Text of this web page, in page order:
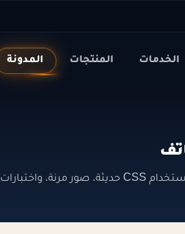
الخدمات المنتجات المدونة
تعلم responsive design لتكييف موقع HTML مع الهاتف واللوحي وسطح المكتب باستخدام CSS حديثة، صور مرنة، واختبارات